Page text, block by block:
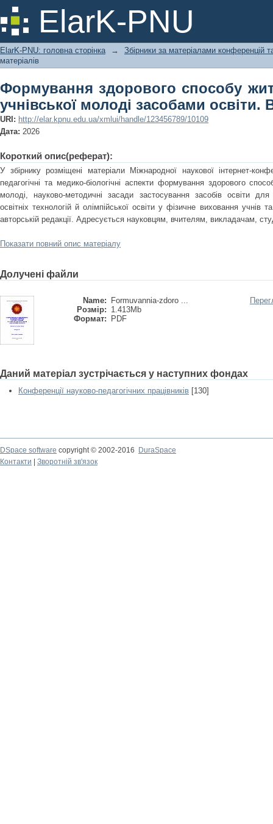
ElarK-PNU
Формування здорового способу
засобами освіти. Випуск 15
ElarK-PNU: головна сторінка →
Збірники за матеріалами конференцій
матеріалів
Формування здорового способу
учнівської молоді засобами освіти.
URI: http://elar.kpnu.edu.ua/xmlui/handle/123456789/10109
Дата: 2026
Короткий опис(реферат):
У збірнику розміщені матеріали Міжнародної наукової інтернет-
педагогічні та медико-біологічні аспекти формування здорового
молоді, науково-методичні засади застосування засобів освіти
освітніх технологій й олімпійської освіти у фізичне виховання учнів
авторській редакції. Адресується науковцям, вчителям, викладачам,
Показати повний опис матеріалу
Долучені файли
Name:
Formuvannia-zdoro ...
Розмір: 1.413Mb
Формат:
PDF
Даний матеріал зустрічається у наступних фондах
Конференції науково-педагогічних працівників [130]
DSpace software copyright © 2002-2016
DuraSpace
Контакти
Зворотній зв'язок